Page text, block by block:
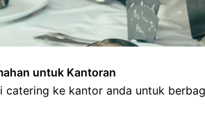
untuk Kantoran
catering ke kantor anda untuk